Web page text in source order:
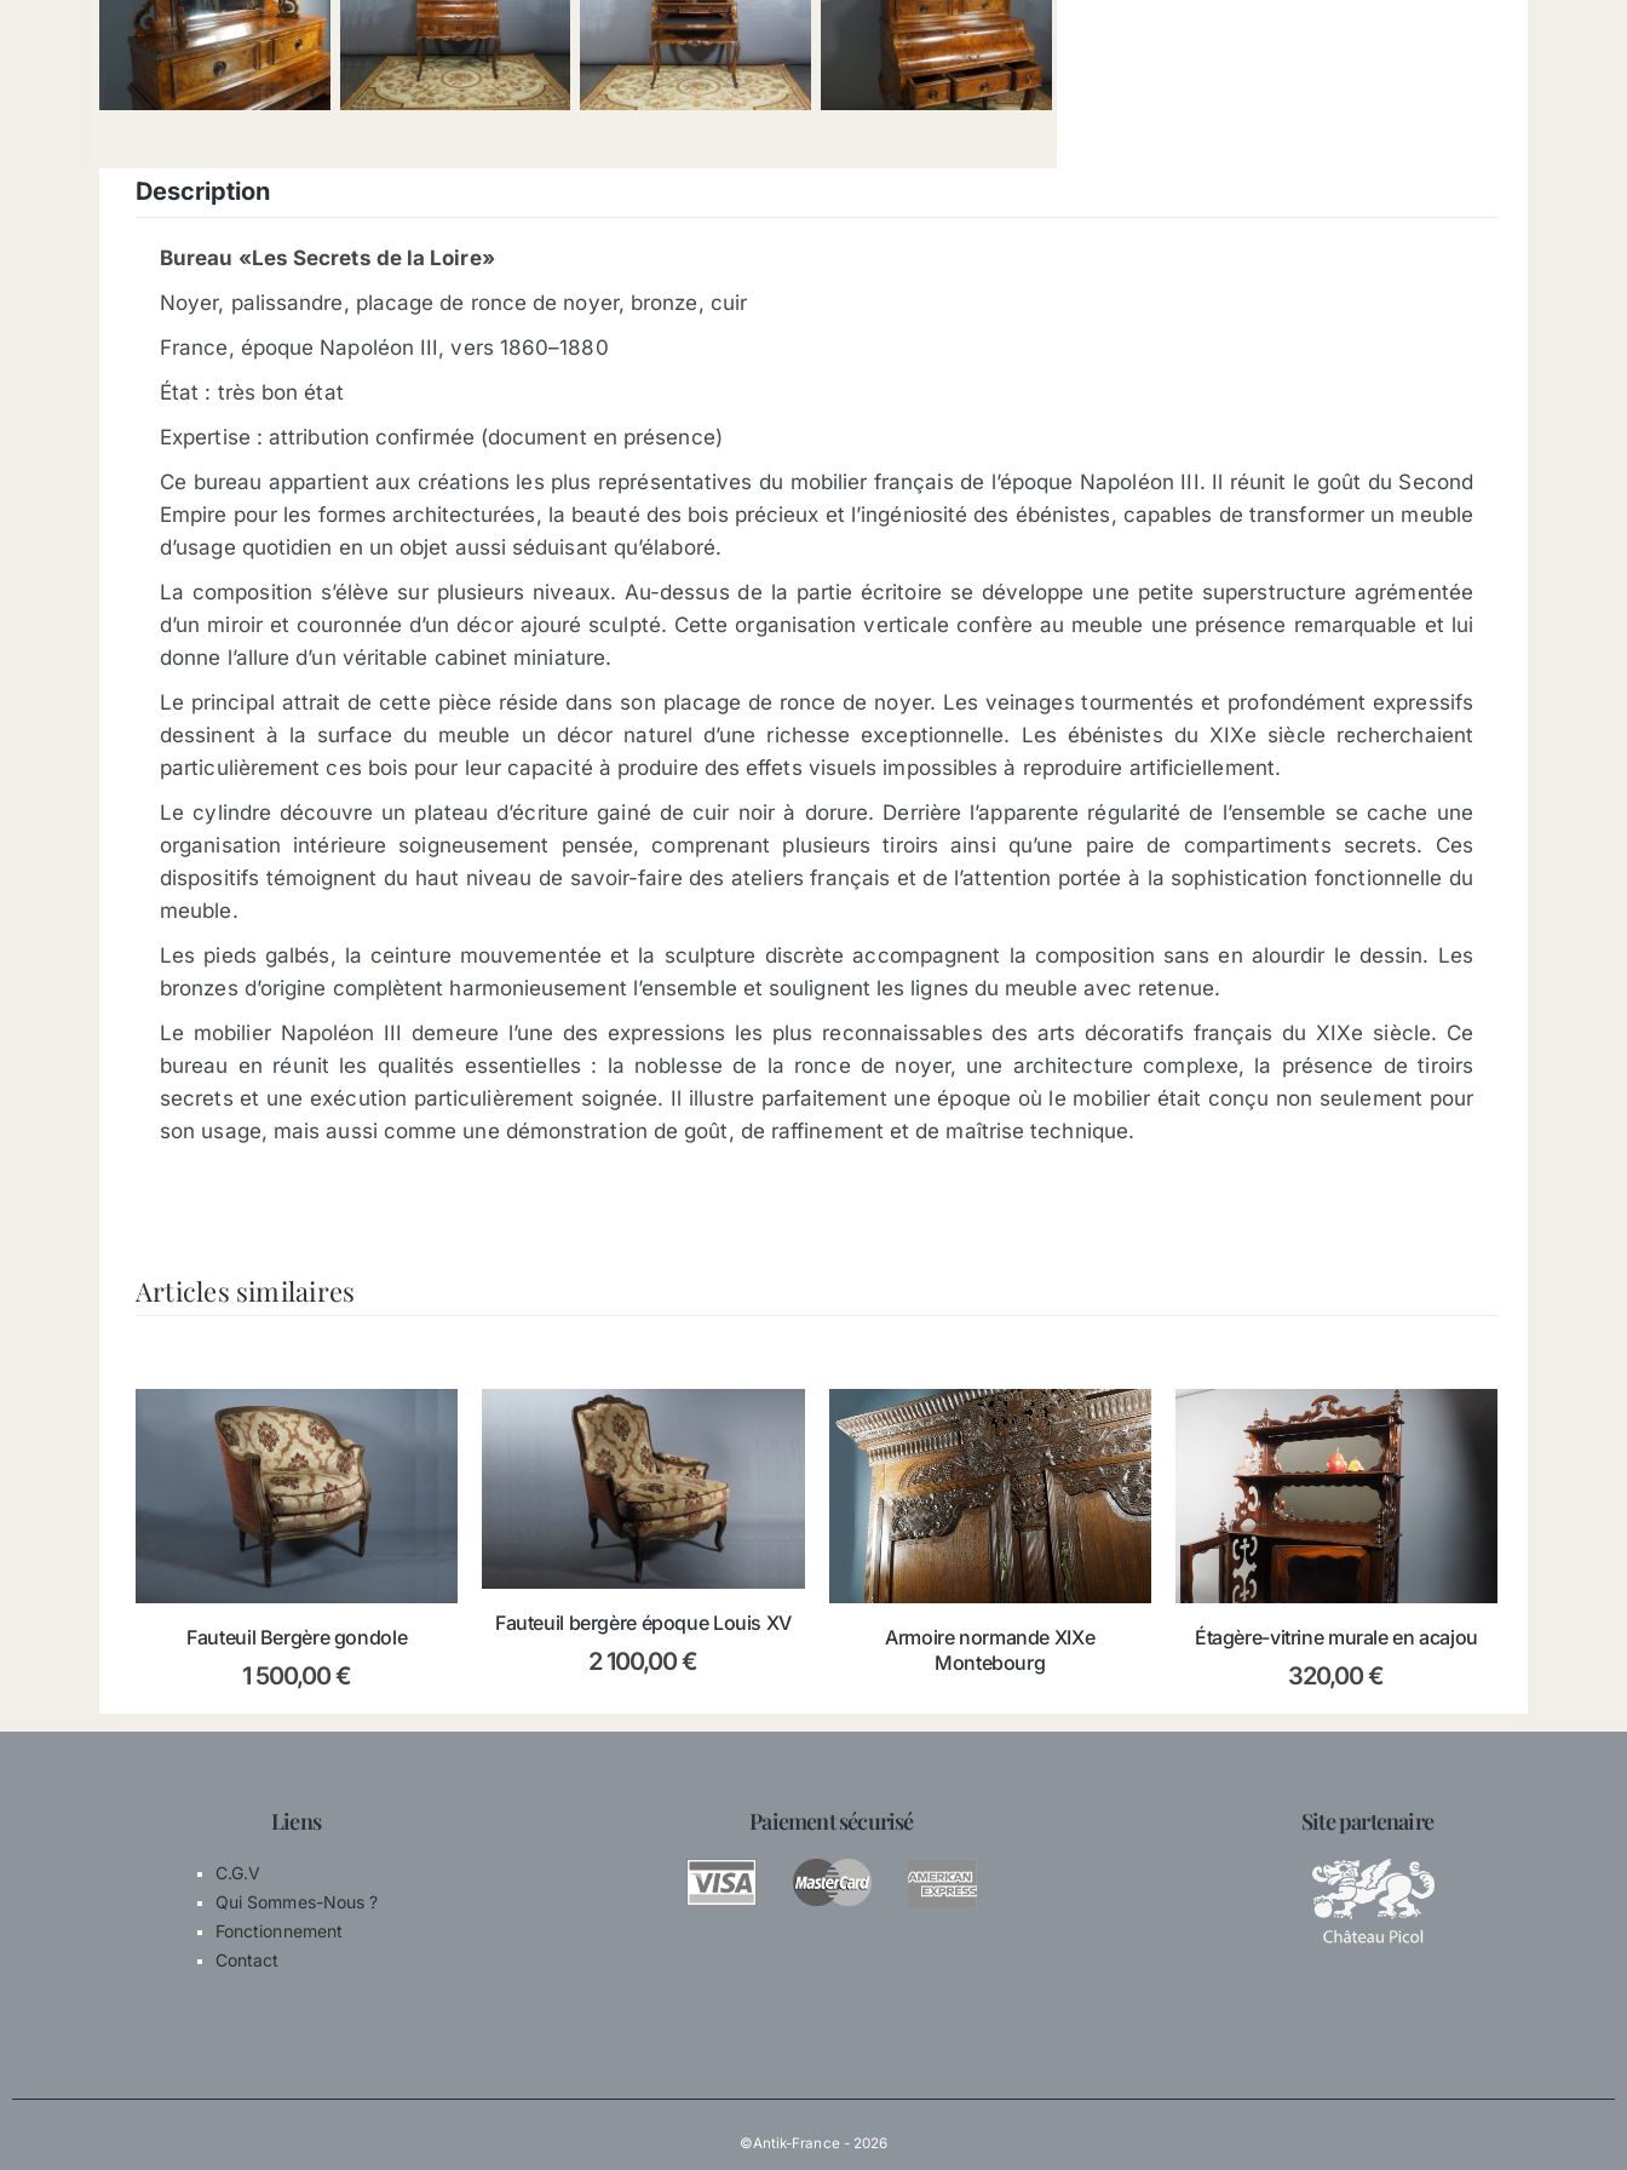
description
Bureau «Les Secrets de la Loire»
Noyer, palissandre, placage de ronce de noyer, bronze, cuir
France, époque Napoléon III, vers 1860–1880
État : très bon état
Expertise : attribution confirmée (document en présence)
Ce bureau appartient aux créations les plus représentatives du mobilier français de l’époque Napoléon III. Il réunit le goût du Second
Empire pour les formes architecturées, la beauté des bois précieux et l’ingéniosité des ébénistes, capables de transformer un meuble
d’usage quotidien en un objet aussi séduisant qu’élaboré.
La composition s’élève sur plusieurs niveaux. Au-dessus de la partie écritoire se développe une petite superstructure agrémentée
d’un miroir et couronnée d’un décor ajouré sculpté. Cette organisation verticale confère au meuble une présence remarquable et lui
donne l’allure d’un véritable cabinet miniature.
Le principal attrait de cette pièce réside dans son placage de ronce de noyer. Les veinages tourmentés et profondément expressifs
dessinent à la surface du meuble un décor naturel d’une richesse exceptionnelle. Les ébénistes du XIXe siècle recherchaient
particulièrement ces bois pour leur capacité à produire des effets visuels impossibles à reproduire artificiellement.
Le cylindre découvre un plateau d’écriture gainé de cuir noir à dorure. Derrière l’apparente régularité de l’ensemble se cache une
organisation intérieure soigneusement pensée, comprenant plusieurs tiroirs ainsi qu’une paire de compartiments secrets. Ces
dispositifs témoignent du haut niveau de savoir-faire des ateliers français et de l’attention portée à la sophistication fonctionnelle du
meuble.
Les pieds galbés, la ceinture mouvementée et la sculpture discrète accompagnent la composition sans en alourdir le dessin. Les
bronzes d’origine complètent harmonieusement l’ensemble et soulignent les lignes du meuble avec retenue.
Le mobilier Napoléon III demeure l’une des expressions les plus reconnaissables des arts décoratifs français du XIXe siècle. Ce
bureau en réunit les qualités essentielles : la noblesse de la ronce de noyer, une architecture complexe, la présence de tiroirs
secrets et une exécution particulièrement soignée. Il illustre parfaitement une époque où le mobilier était conçu non seulement pour
son usage, mais aussi comme une démonstration de goût, de raffinement et de maîtrise technique.
Articles similaires
Fauteuil Bergère gondole
1 500,00€
Fauteuil bergère époque Louis XV
2 100,00€
Armoire normande XIXe
Montebourg
Étagère-vitrine murale en acajou
320,00€
Liens
C.G.V
Qui Sommes-Nous ?
Fonctionnement
Contact
Paiement sécurisé Site partenaire
©Antik-France - 2026